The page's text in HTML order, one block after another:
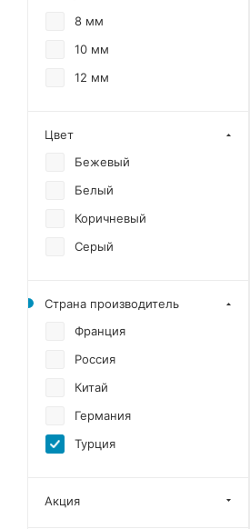
8 мм
10 мм
12 мм
Цвет
Бежевый
Белый
Коричневый
Серый
Страна производитель
Франция
Россия
Китай
Германия
Турция
Акция